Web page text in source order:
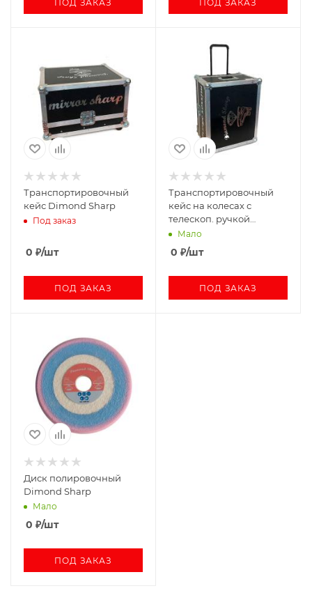
ПОД ЗАКАЗ ПОД ЗАКАЗ
Транспортировочный
кейс Dimond Sharp
Под заказ
0 ₽/шт
ПОД ЗАКАЗ
Транспортировочный
кейс на колесах с
телескоп. ручкой
Dimond Sharp
Мало
0 ₽/шт
ПОД ЗАКАЗ
Диск полировочный
Dimond Sharp
Мало
0 ₽/шт
ПОД ЗАКАЗ